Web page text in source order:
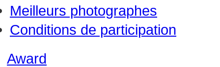
Meilleurs photographes
Conditions de participation
Award